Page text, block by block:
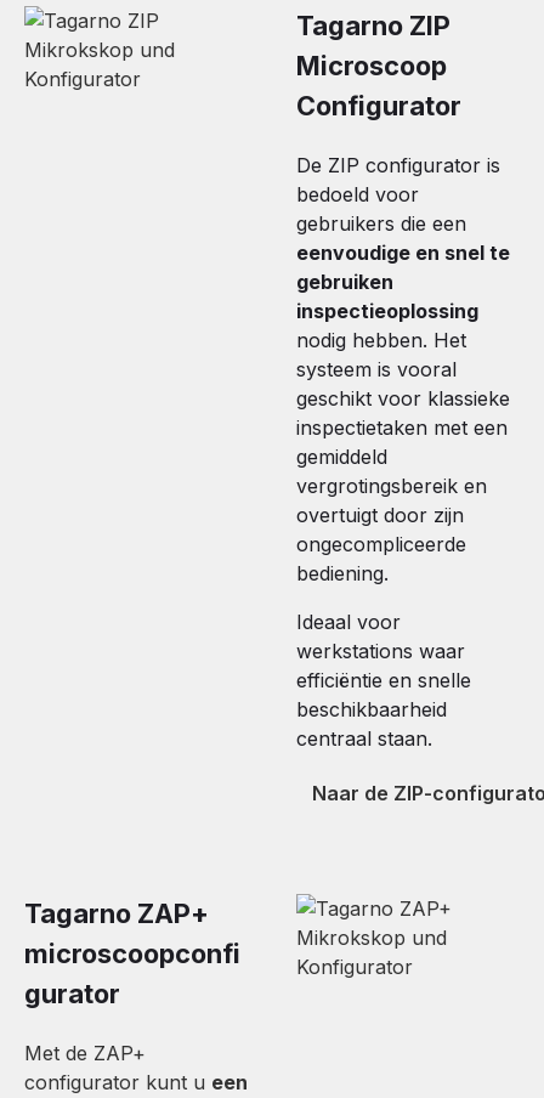
Tagarno ZIP
Microscoop
Configurator
De ZIP configurator is
bedoeld voor
gebruikers die een
eenvoudige en snel te
gebruiken
inspectieoplossing
nodig hebben. Het
systeem is vooral
geschikt voor klassieke
inspectietaken met een
gemiddeld
vergrotingsbereik en
overtuigt door zijn
ongecompliceerde
bediening.
Ideaal voor
werkstations waar
efficiëntie en snelle
beschikbaarheid
centraal staan.
Naar de ZIP-
Tagarno ZAP+
microscoopconfi
gurator
Met de ZAP+
configurator kunt u een